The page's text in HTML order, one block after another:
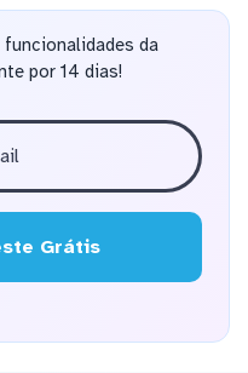
da
por 14 dias!
Grátis